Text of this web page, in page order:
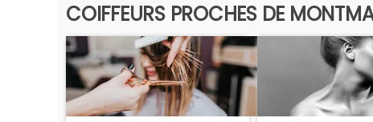
COIFFEURS PROCHES DE